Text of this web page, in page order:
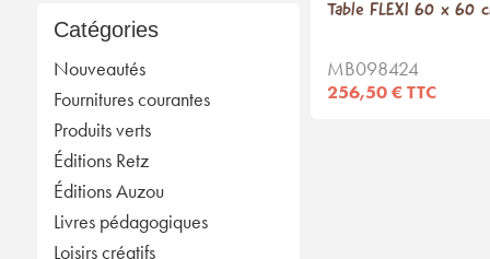
Catégories
Nouveautés
Fournitures courantes
Produits verts
Éditions Retz
Éditions Auzou
Livres pédagogiques
Loisirs créatifs
Table FLEXI 60 x 60
MB098424
256,50 € TTC